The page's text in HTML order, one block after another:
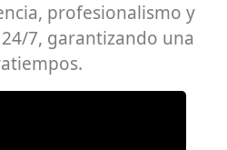
profesionalismo y
7, garantizando una